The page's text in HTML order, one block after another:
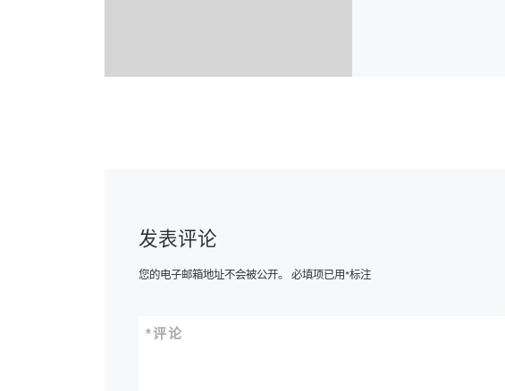
发表评论
您的电子邮箱地址不会被公开。 必填项已用*标注
评论
*